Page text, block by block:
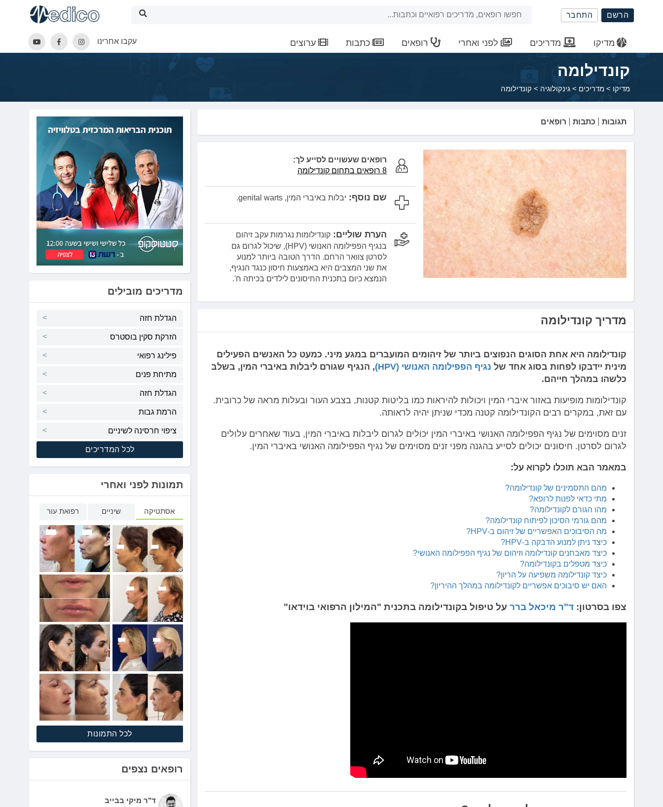
מַעֲרֶכֶת
לִנְגִישׁוּת
הרשם התחבר
חיפוש
מדיקו מדריכים לפני ואחרי רופאים כתבות ערוצים עקבו אחרינו
קונדילומה
מדיקו > מדריכים > גינקולוגיה > קונדילומה
תגובות כתבות רופאים
רופאים שעשויים לסייע לך:
8 רופאים בתחום קונדילומה
שם נוסף: יבלות באיברי המין, genital warts.
הערת שוליים:קונדילומות נגרמות עקב זיהום
בנגיף הפפילומה האנושי (HPV), שיכול לגרום גם
לסרטן צוואר הרחם. הדרך הטובה ביותר למנוע
את שני המצבים היא באמצעות חיסון כנגד הנגיף,
הנמצא כיום בתכנית החיסונים לילדים בכיתה ח'.
מדריך קונדילומה
קונדילומה היא אחת הסוגים הנפוצים ביותר של זיהומים המועברים במגע מיני. כמעט כל האנשים הפעילים
מינית יידבקו לפחות בסוג אחד של נגיף הפפילומה האנושי (HPV)
, הנגיף שגורם ליבלות באיברי המין, בשלב
כלשהו במהלך חייהם.
קונדילומות מופיעות באזור איברי המין ויכולות להיראות כמו בליטות קטנות, בצבע העור ובעלות מראה של כרובית.
עם זאת, במקרים רבים הקונדילומה קטנה מכדי שניתן יהיה לראותה.
זנים מסוימים של נגיף הפפילומה האנושי באיברי המין יכולים לגרום ליבלות באיברי המין, בעוד שאחרים עלולים
לגרום לסרטן. חיסונים יכולים לסייע בהגנה מפני זנים מסוימים של נגיף הפפילומה האנושי באיברי המין.
במאמר הבא תוכלו לקרוא על:
מהם התסמינים של קונדילומה?
מתי כדאי לפנות לרופא?
מהו הגורם לקונדילומה?
מהם גורמי הסיכון לפיתוח קונדילומה?
מה הסיבוכים האפשריים של זיהום ב-HPV?
כיצד ניתן למנוע הדבקה ב-HPV?
כיצד מאבחנים קונדילומה וזיהום של נגיף הפפילומה האנושי?
כיצד מטפלים בקונדילומה?
כיצד קונדילומה משפיעה על הריון?
האם יש סיבוכים אפשריים לקונדילומה במהלך ההיריון?
צפו בסרטון: ד"ר מיכאל ברר על טיפול בקונדילומה בתכנית "המילון הרפואי בוידאו"
מדריכים מובילים
הגדלת חזה
הזרקת סקין בוסטרס
פילינג רפואי
מתיחת פנים
הגדלת חזה
הרמת גבות
ציפוי חרסינה לשיניים
לכל המדריכים
תמונות לפני ואחרי
אסתטיקה שיניים רפואת עור
לכל התמונות
רופאים נצפים
ד"ר מיקי בבייב